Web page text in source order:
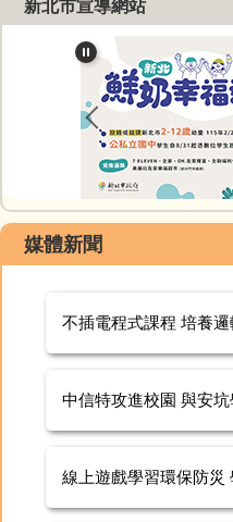
新北市宣導網站
媒體新聞
不插電程式課程 培養邏
中信特攻進校園 與安
線上遊戲學習環保防災